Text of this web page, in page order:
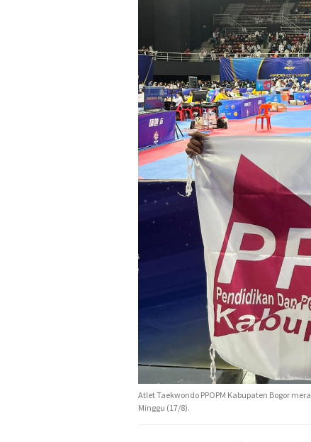
Atlet Taekwondo PPOPM Kabupaten Bogor
Minggu (17/8).